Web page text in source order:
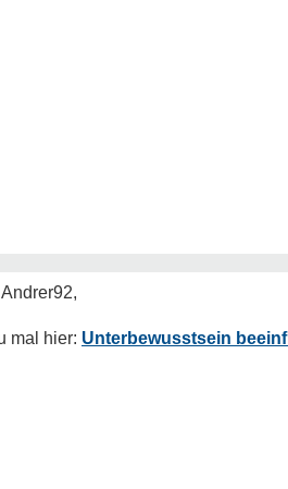
Unterbewusstsein